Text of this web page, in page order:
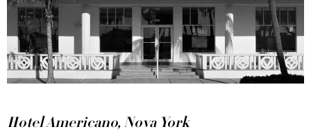
Hotel Americano, Nova York